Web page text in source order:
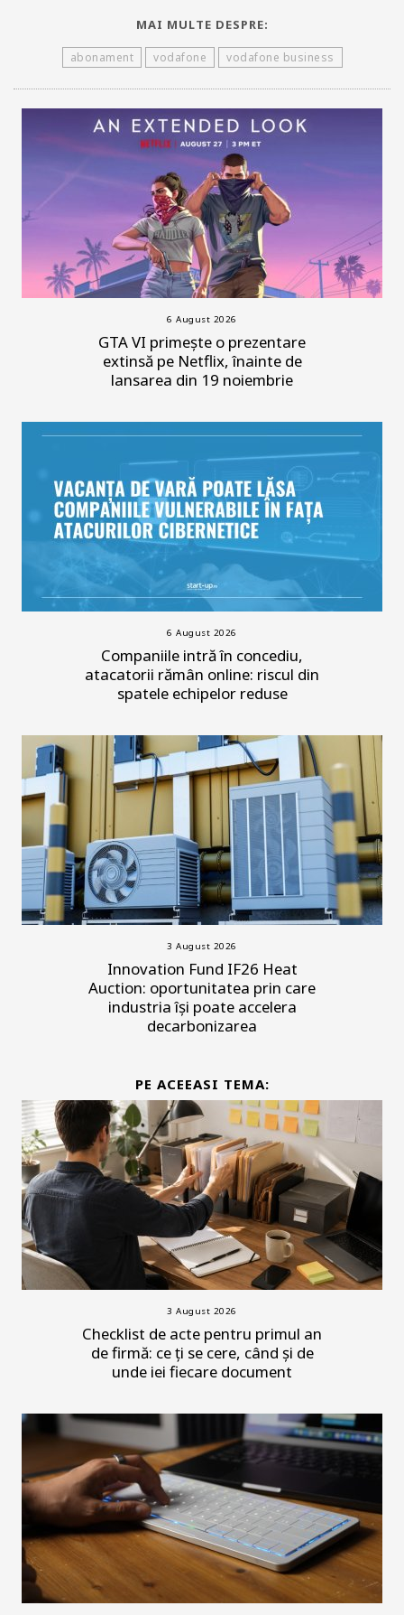
MAI MULTE DESPRE:
abonament vodafone vodafone business
6 August 2026
GTA VI primește o prezentare
extinsă pe Netflix, înainte de
lansarea din 19 noiembrie
6 August 2026
Companiile intră în concediu,
atacatorii rămân online: riscul din
spatele echipelor reduse
3 August 2026
Innovation Fund IF26 Heat
Auction: oportunitatea prin care
industria își poate accelera
decarbonizarea
PE ACEEASI TEMA:
3 August 2026
Checklist de acte pentru primul an
de firmă: ce ți se cere, când și de
unde iei fiecare document